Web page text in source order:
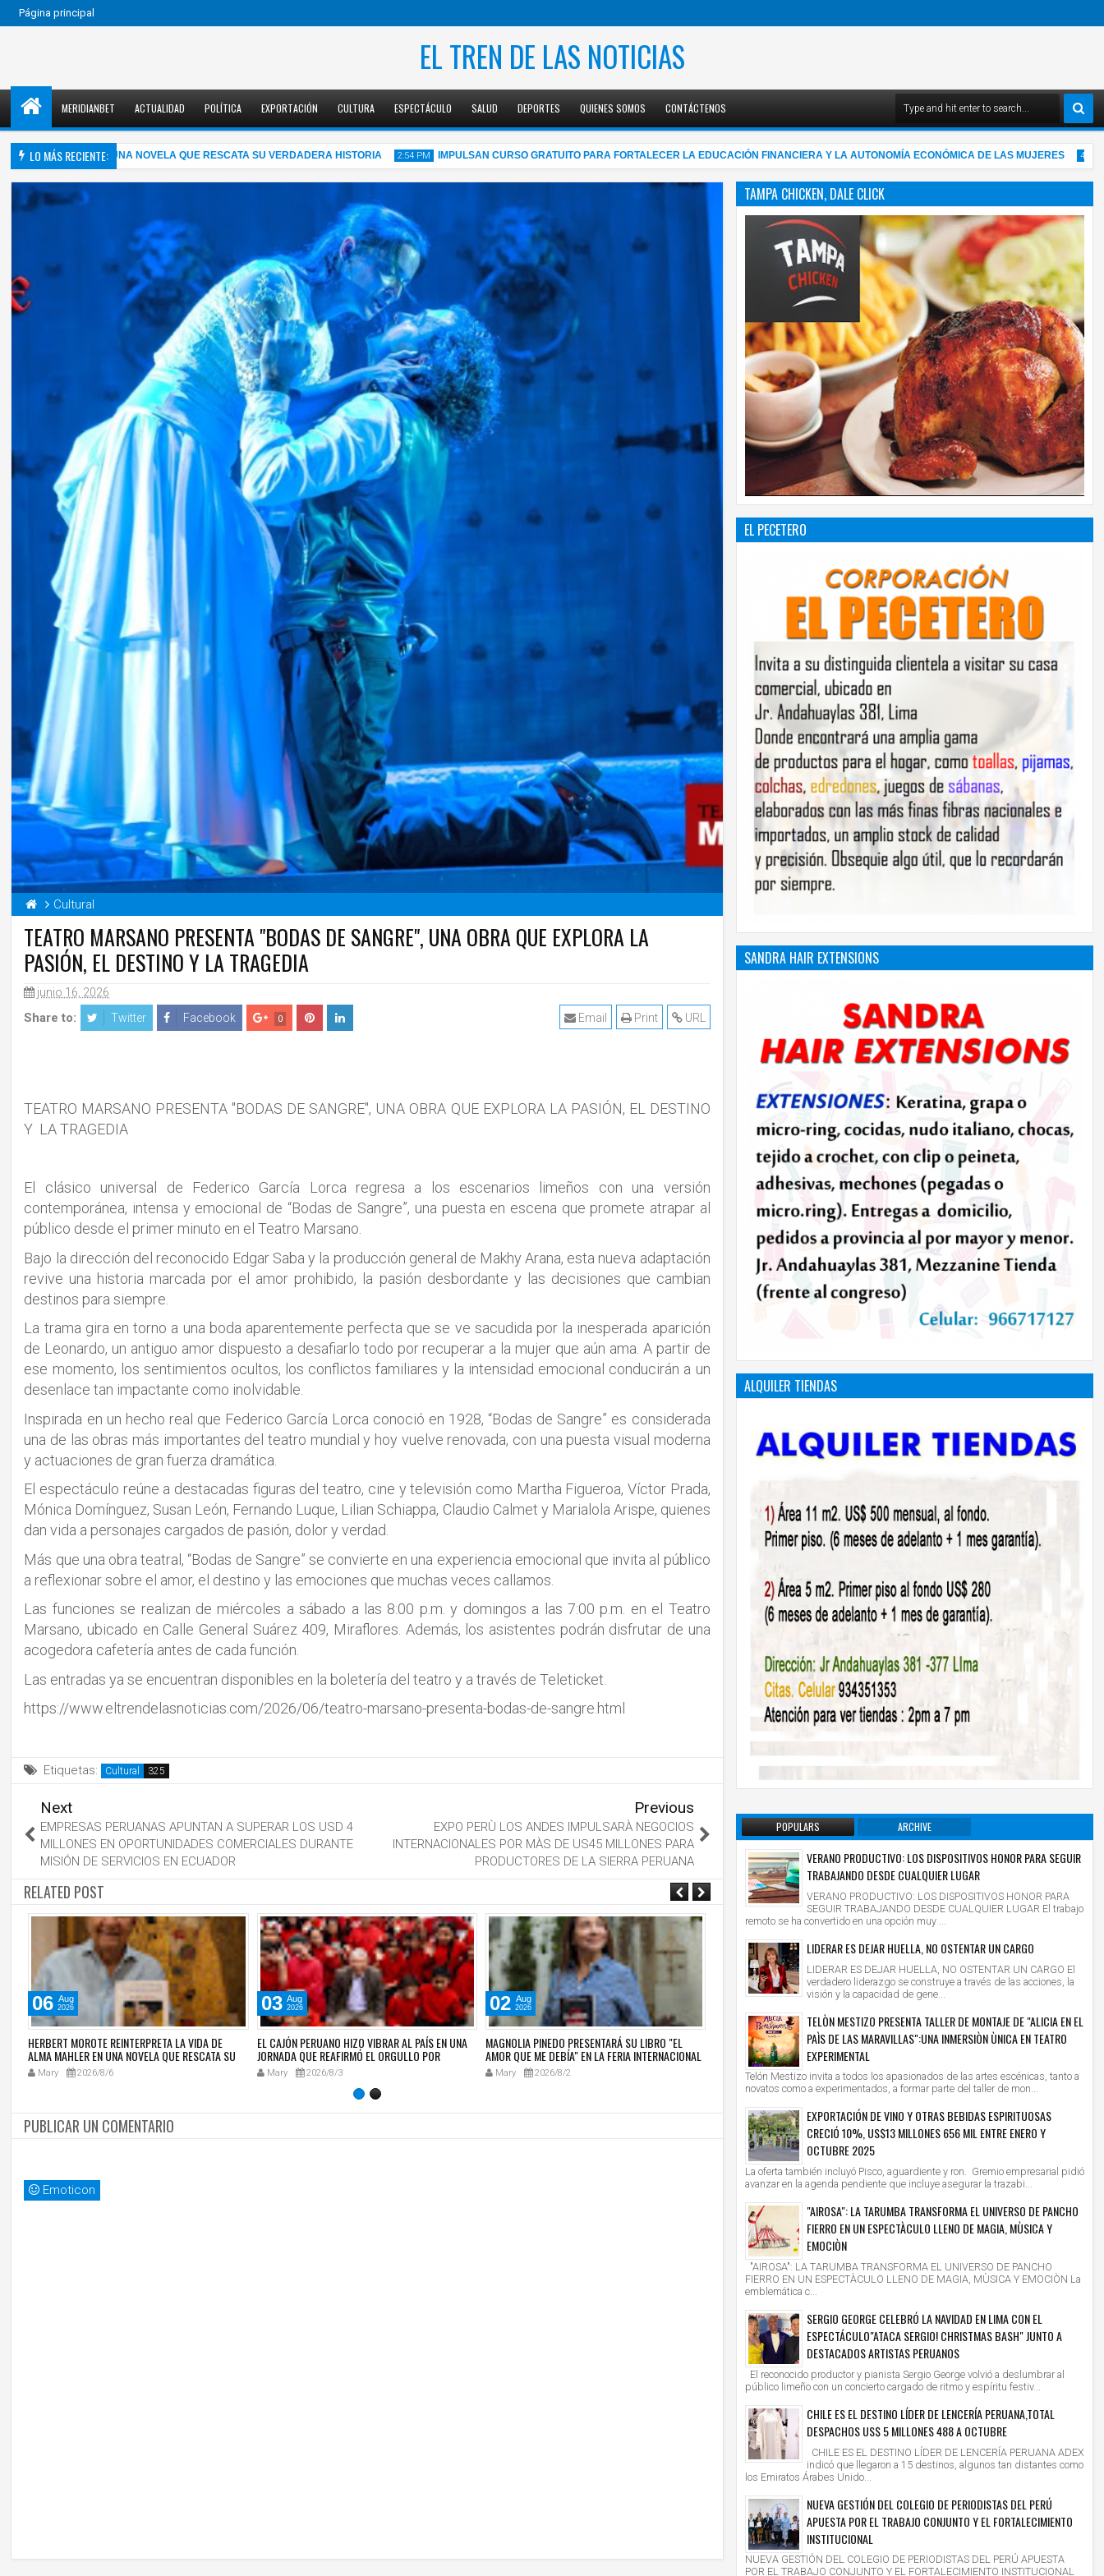
Página principal
EL TREN DE LAS NOTICIAS
MERIDIANBET ACTUALIDAD POLÍTICA EXPORTACIÓN CULTURA ESPECTÁCULO SALUD DEPORTES QUIENES SOMOS CONTÁCTENOS
LO MÁS RECIENTE:
MAHLER EN UNA NOVELA QUE RESCATA SU VERDADERA HISTORIA 2:54 PM
05 Aug
2026
IMPULSAN CURSO GRATUITO PARA FORTALECER LA EDUCACIÓN FINANCIERA Y LA AUTONOMÍA ECONÓMICA DE LAS MUJERES 4:03 AM
05 Aug
2026
Cultural
TEATRO MARSANO PRESENTA "BODAS DE SANGRE", UNA OBRA QUE EXPLORA LA
PASIÓN, EL DESTINO Y LA TRAGEDIA
junio 16, 2026
Share to: Twitter Facebook 0 URL
Print
Email
TEATRO MARSANO PRESENTA "BODAS DE SANGRE", UNA OBRA QUE EXPLORA LA PASIÓN, EL DESTINO
Y LA TRAGEDIA
El clásico universal de Federico García Lorca regresa a los escenarios limeños con una versión
contemporánea, intensa y emocional de “Bodas de Sangre”, una puesta en escena que promete atrapar al
público desde el primer minuto en el Teatro Marsano.
Bajo la dirección del reconocido Edgar Saba y la producción general de Makhy Arana, esta nueva adaptación
revive una historia marcada por el amor prohibido, la pasión desbordante y las decisiones que cambian
destinos para siempre.
La trama gira en torno a una boda aparentemente perfecta que se ve sacudida por la inesperada aparición
de Leonardo, un antiguo amor dispuesto a desafiarlo todo por recuperar a la mujer que aún ama. A partir de
ese momento, los sentimientos ocultos, los conflictos familiares y la intensidad emocional conducirán a un
desenlace tan impactante como inolvidable.
Inspirada en un hecho real que Federico García Lorca conoció en 1928, “Bodas de Sangre” es considerada
una de las obras más importantes del teatro mundial y hoy vuelve renovada, con una puesta visual moderna
y actuaciones de gran fuerza dramática.
El espectáculo reúne a destacadas figuras del teatro, cine y televisión como Martha Figueroa, Víctor Prada,
Mónica Domínguez, Susan León, Fernando Luque, Lilian Schiappa, Claudio Calmet y Marialola Arispe, quienes
dan vida a personajes cargados de pasión, dolor y verdad.
Más que una obra teatral, “Bodas de Sangre” se convierte en una experiencia emocional que invita al público
a reflexionar sobre el amor, el destino y las emociones que muchas veces callamos.
Las funciones se realizan de miércoles a sábado a las 8:00 p.m. y domingos a las 7:00 p.m. en el Teatro
Marsano, ubicado en Calle General Suárez 409, Miraflores. Además, los asistentes podrán disfrutar de una
acogedora cafetería antes de cada función.
Las entradas ya se encuentran disponibles en la boletería del teatro y a través de Teleticket.
https://www.eltrendelasnoticias.com/2026/06/teatro-marsano-presenta-bodas-de-sangre.html
Etiquetas: Cultural
Next
EMPRESAS PERUANAS APUNTAN A SUPERAR LOS USD 4
MILLONES EN OPORTUNIDADES COMERCIALES DURANTE
MISIÓN DE SERVICIOS EN ECUADOR
Previous
EXPO PERÙ LOS ANDES IMPULSARÀ NEGOCIOS
INTERNACIONALES POR MÀS DE US45 MILLONES PARA
PRODUCTORES DE LA SIERRA PERUANA
RELATED POST
06 Aug
2026
HERBERT MOROTE REINTERPRETA LA VIDA DE
ALMA MAHLER EN UNA NOVELA QUE RESCATA SU
VERDADERA HISTORIA
Mary 2026/8/6
03 Aug
2026
EL CAJÓN PERUANO HIZO VIBRAR AL PAÍS EN UNA
JORNADA QUE REAFIRMÓ EL ORGULLO POR
NUESTRA IDENTIDAD CULTURAL
Mary 2026/8/3
02 Aug
2026
MAGNOLIA PINEDO PRESENTARÁ SU LIBRO "EL
AMOR QUE ME DEBÍA" EN LA FERIA INTERNACIONAL
DEL LIBRO DE LIMA 2026
Mary 2026/8/2
Jul
HOY: OBRA GANADORA "TRANSITANDO" LLEGA A
JAZZ ZONE CON UNA CONMOVEDORA HISTORIA
SOBRE LA AMISTAD, LA RESILIENCIA Y LAS
SEGUNDAS OPORTUNIDADES
2026/7/9
JOVEN PROMESA DE LA ÓPERA
ITALIA 2026
Mary 2026/7/7
PUBLICAR UN COMENTARIO
Emoticon
TAMPA CHICKEN, DALE CLICK
EL PECETERO
SANDRA HAIR EXTENSIONS
ALQUILER TIENDAS
POPULARS ARCHIVE
VERANO PRODUCTIVO: LOS DISPOSITIVOS HONOR PARA SEGUIR
TRABAJANDO DESDE CUALQUIER LUGAR
VERANO PRODUCTIVO: LOS DISPOSITIVOS HONOR PARA
SEGUIR TRABAJANDO DESDE CUALQUIER LUGAR El trabajo
remoto se ha convertido en una opción muy ...
LIDERAR ES DEJAR HUELLA, NO OSTENTAR UN CARGO
LIDERAR ES DEJAR HUELLA, NO OSTENTAR UN CARGO El
verdadero liderazgo se construye a través de las acciones, la
visión y la capacidad de gene...
TELÒN MESTIZO PRESENTA TALLER DE MONTAJE DE "ALICIA EN EL
PAÌS DE LAS MARAVILLAS":UNA INMERSIÒN ÙNICA EN TEATRO
EXPERIMENTAL
Telón Mestizo invita a todos los apasionados de las artes escénicas, tanto a
novatos como a experimentados, a formar parte del taller de mon...
EXPORTACIÓN DE VINO Y OTRAS BEBIDAS ESPIRITUOSAS
CRECIÓ 10%, US$13 MILLONES 656 MIL ENTRE ENERO Y
OCTUBRE 2025
La oferta también incluyó Pisco, aguardiente y ron. Gremio empresarial pidió
avanzar en la agenda pendiente que incluye asegurar la trazabi...
"AIROSA": LA TARUMBA TRANSFORMA EL UNIVERSO DE PANCHO
FIERRO EN UN ESPECTÀCULO LLENO DE MAGIA, MÙSICA Y
EMOCIÒN
"AIROSA": LA TARUMBA TRANSFORMA EL UNIVERSO DE PANCHO
FIERRO EN UN ESPECTÀCULO LLENO DE MAGIA, MÙSICA Y EMOCIÒN La
emblemática c...
SERGIO GEORGE CELEBRÓ LA NAVIDAD EN LIMA CON EL
ESPECTÁCULO"ATACA SERGIO! CHRISTMAS BASH" JUNTO A
DESTACADOS ARTISTAS PERUANOS
El reconocido productor y pianista Sergio George volvió a deslumbrar al
público limeño con un concierto cargado de ritmo y espíritu festiv...
CHILE ES EL DESTINO LÍDER DE LENCERÍA PERUANA,TOTAL
DESPACHOS US$ 5 MILLONES 488 A OCTUBRE
CHILE ES EL DESTINO LÍDER DE LENCERÍA PERUANA ADEX
indicó que llegaron a 15 destinos, algunos tan distantes como
los Emiratos Árabes Unido...
NUEVA GESTIÓN DEL COLEGIO DE PERIODISTAS DEL PERÚ
APUESTA POR EL TRABAJO CONJUNTO Y EL FORTALECIMIENTO
INSTITUCIONAL
NUEVA GESTIÓN DEL COLEGIO DE PERIODISTAS DEL PERÚ APUESTA
POR EL TRABAJO CONJUNTO Y EL FORTALECIMIENTO INSTITUCIONAL